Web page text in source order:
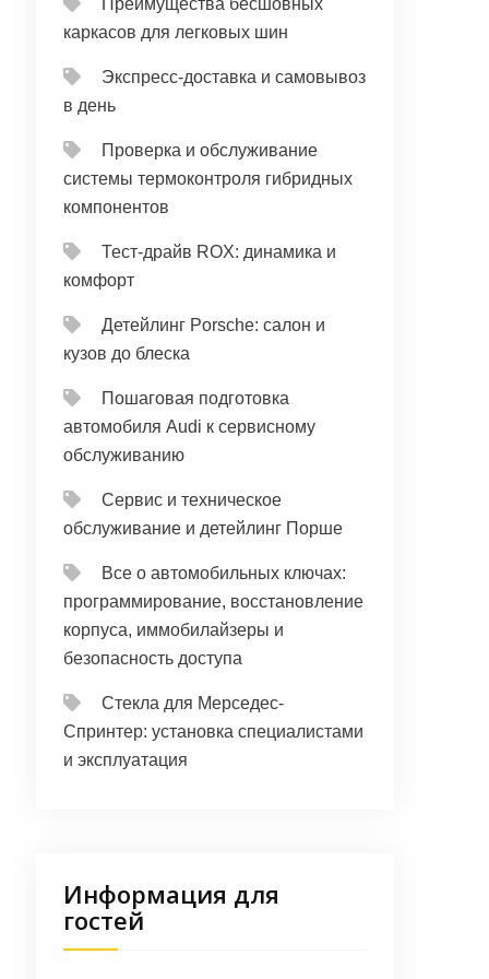
каркасов для легковых шин
Экспресс-доставка и самовывоз
в день
Проверка и обслуживание
системы термоконтроля гибридных
компонентов
Тест‑драйв ROX: динамика и
комфорт
Детейлинг Porsche: салон и
кузов до блеска
Пошаговая подготовка
автомобиля Audi к сервисному
обслуживанию
Сервис и техническое
обслуживание и детейлинг Порше
Все о автомобильных ключах:
программирование, восстановление
корпуса, иммобилайзеры и
безопасность доступа
Стекла для Мерседес-
Спринтер: установка специалистами
и эксплуатация
Информация для
гостей